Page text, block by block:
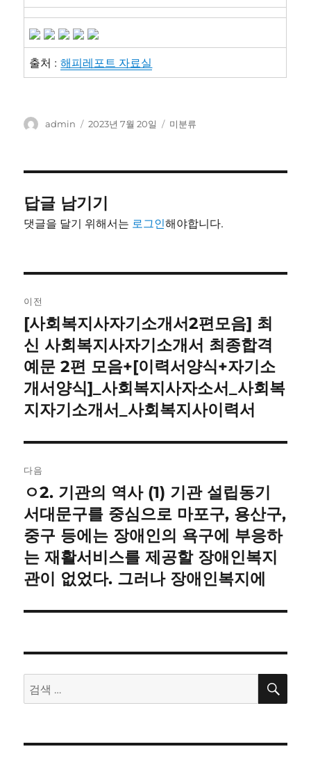
출처 :해피레포트 자료실
글
admin
작
2023년 7월 20일
카
미분류
답글 남기기
댓글을 달기 위해서는 로그인해야합니다.
내
비
게
이
이전
이
전
글:
[사회복지사자기소개서2편모음] 최
신 사회복지사자기소개서 최종합격
예문 2편 모음+[이력서양식+자기소
개서양식]_사회복지사자소서_사회복
지자기소개서_사회복지사이력서
다음
다
음
글:
ㅇ2. 기관의 역사 (1) 기관 설립동기
서대문구를 중심으로 마포구, 용산구,
중구 등에는 장애인의 욕구에 부응하
는 재활서비스를 제공할 장애인복지
관이 없었다. 그러나 장애인복지에
검
색:
검